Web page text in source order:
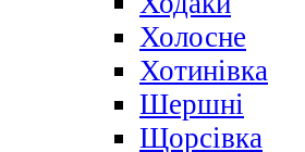
Холосне
Хотинівка
Шершні
Щорсівка